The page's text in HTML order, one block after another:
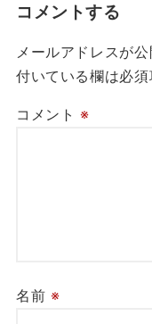
コメントする
メールアドレスが
付いている欄は必
コメント ※
名前 ※